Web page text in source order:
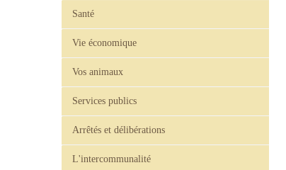
Santé
Vie économique
Vos animaux
Services publics
Arrêtés et délibérations
L'intercommunalité